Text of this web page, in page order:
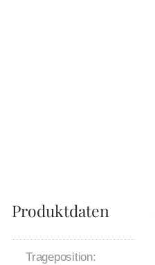
Produktdaten
Trageposition: